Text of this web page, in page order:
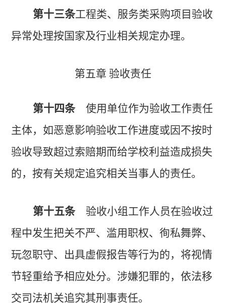
第十三条工程类、服务类采购项目验收
异常处理按国家及行业相关规定办理。
第五章 验收责任
第十四条使用单位作为验收工作责任
主体，如恶意影响验收工作进度或因不按时
验收导致超过索赔期而给学校利益造成损失
的，按有关规定追究相关当事人的责任。
第十五条验收小组工作人员在验收过
程中发生把关不严、滥用职权、徇私舞弊、
玩忽职守、出具虚假报告等行为的，将视情
节轻重给予相应处分。涉嫌犯罪的，依法移
交司法机关追究其刑事责任。